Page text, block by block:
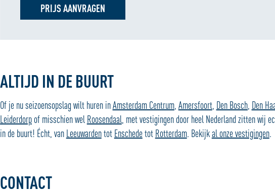
PRIJS AANVRAGEN
ALTIJD IN DE BUURT
Of je nu seizoensopslag wilt huren inAmsterdam Centrum, Amersfoort, Den Bosch, Den
Leiderdorpof misschien wel Roosendaal, met vestigingen door heel Nederland zitten wij
in de buurt! Écht, van Leeuwardentot Enschedetot Rotterdam. Bekijkal onze vestigingen.
CONTACT